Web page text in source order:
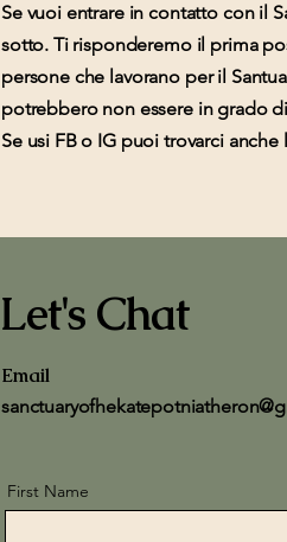
Se vuoi entrare in contatto con il
sotto. Ti risponderemo il prima
persone che lavorano per il
potrebbero non essere in grado
Se usi FB o IG puoi trovarci anche
Let's Chat
Email
First Name